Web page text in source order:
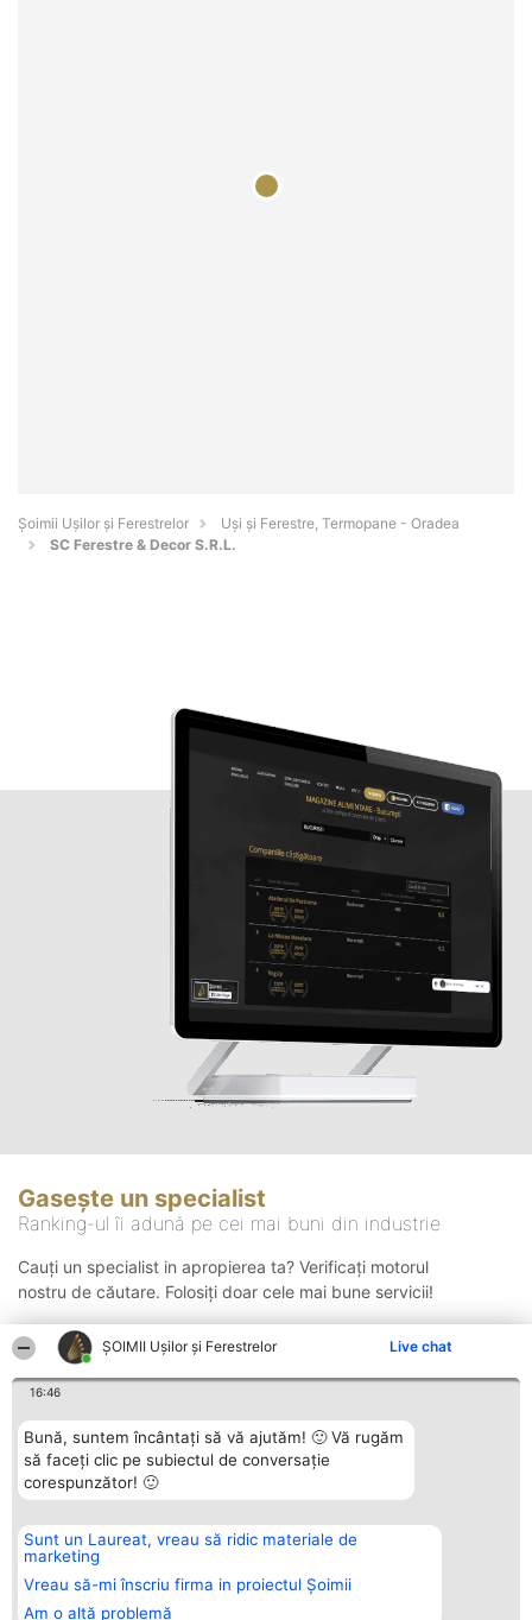
ȘOIMII Ușilor și Ferestrelor Live chat
16:46
Bună, suntem încântați să vă ajutăm! 🙂 Vă rugăm
să faceți clic pe subiectul de conversație
corespunzător! 🙂
Sunt un Laureat, vreau să ridic materiale de
marketing
Vreau să-mi înscriu firma in proiectul Șoimii
Am o altă problemă
Șoimii Ușilor și Ferestrelor
Uși și Ferestre, Termopane - Oradea
SC Ferestre & Decor S.R.L.
Gasește un specialist
Ranking-ul îi adună pe cei mai buni din industrie
Cauți un specialist in apropierea ta? Verificați motorul
nostru de căutare. Folosiți doar cele mai bune servicii!
Organizator Ranking
BRIGHT SOLUTIONS BR SRL
Aleea Timisul De Sus 2 Bl. A30
Sc. A Et. 4 Ap. 13 Cod 061952
București
Plebiscyt
Lista Tuturor
Laureaților
Contact